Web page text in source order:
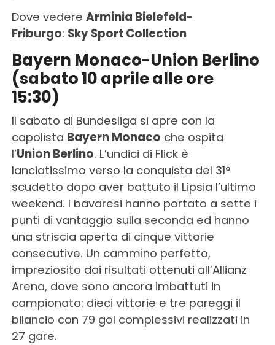
Dove vedere Arminia Bielefeld-
Friburgo: Sky Sport Collection
Bayern Monaco-Union Berlino
(sabato 10 aprile alle ore
15:30)
Il sabato di Bundesliga si apre con la
capolista Bayern Monaco che ospita
l’Union Berlino. L’undici di Flick è
lanciatissimo verso la conquista del 31°
scudetto dopo aver battuto il Lipsia l’ultimo
weekend. I bavaresi hanno portato a sette i
punti di vantaggio sulla seconda ed hanno
una striscia aperta di cinque vittorie
consecutive. Un cammino perfetto,
impreziosito dai risultati ottenuti all’Allianz
Arena, dove sono ancora imbattuti in
campionato: dieci vittorie e tre pareggi il
bilancio con 79 gol complessivi realizzati in
27 gare.